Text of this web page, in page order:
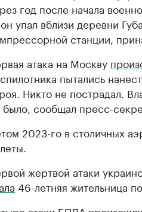
год после начала
упал вблизи деревни
станции,
атака на Москву
пытались
Никто не пострадал.
было, сообщал пресс-
2023-го в столичных
жертвой атаки
46-летняя жительница